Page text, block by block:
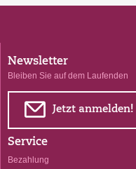
Newsletter
Bleiben Sie auf dem Laufenden
E Jetzt anmelden!
Service
Bezahlung